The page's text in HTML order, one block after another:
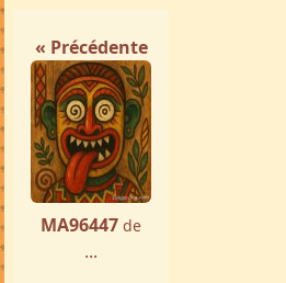
« Précédente
MA96447 de
...